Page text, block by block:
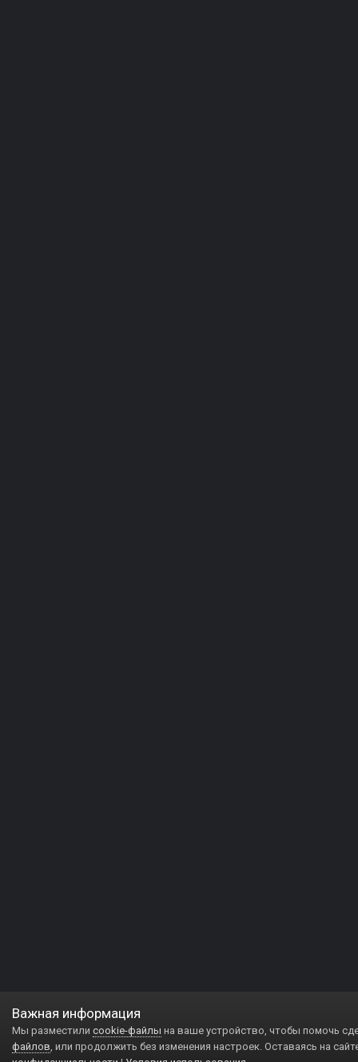
Важная информация
Мы разместили cookie-файлы на ваше устройство, чтобы помочь
файлов, или продолжить без изменения настроек. Оставаясь на